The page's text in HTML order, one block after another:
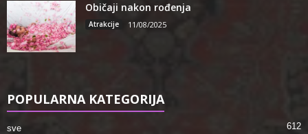
Običaji nakon rođenja
Atrakcije 11/08/2025
POPULARNA KATEGORIJA
sve 612